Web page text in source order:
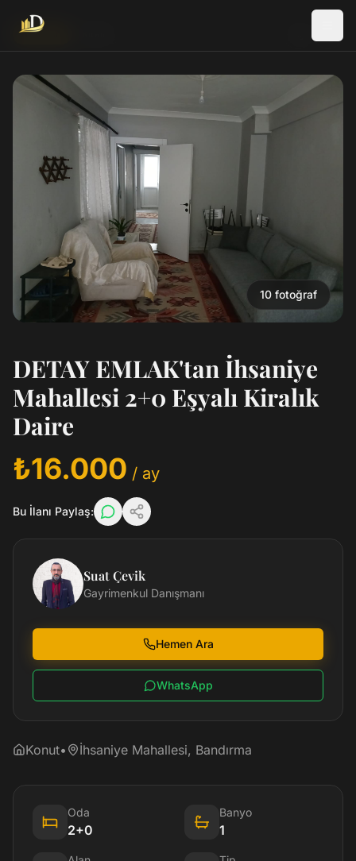
Yeni İlan
10 fotoğraf
DETAY EMLAK'tan İhsaniye
Mahallesi 2+0 Eşyalı Kiralık
Daire
₺16.000 / ay
Bu İlanı Paylaş:
Suat Çevik
Gayrimenkul Danışmanı
Hemen Ara
WhatsApp
Konut• İhsaniye Mahallesi, Bandırma
Oda
2+0
Banyo
1